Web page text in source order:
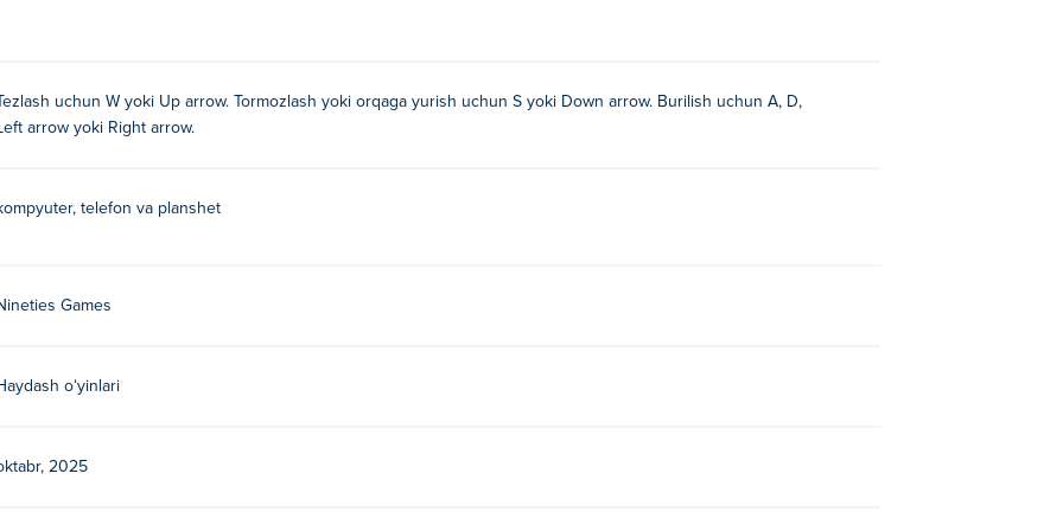
yaratilgan. Ularning boshqa o'yinlarini o'ynang Poki:
da bepul.
Tezlash uchun W yoki Up arrow. Tormozlash yoki orqaga yurish uchun S yoki Down arrow. Burilish uchun A, D,
arrow yoki Right arrow.
telefon va planshet
Games
oʻyinlari
2025